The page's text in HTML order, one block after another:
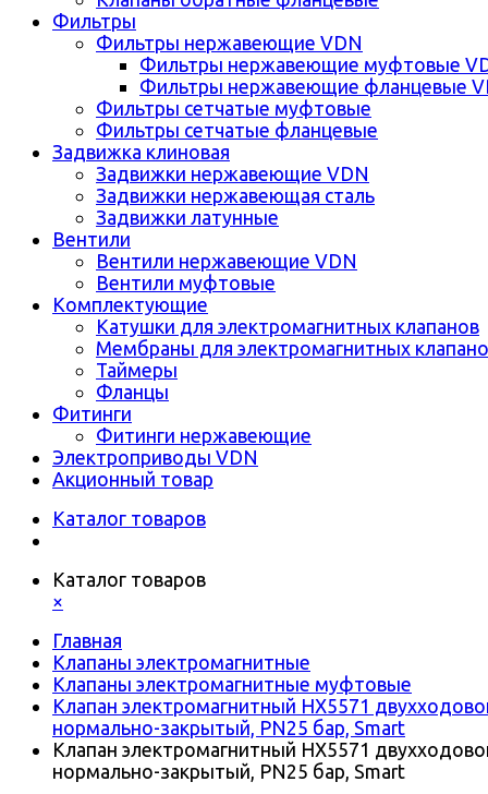
Фильтры
Фильтры нержавеющие VDN
Фильтры нержавеющие муфтовые
Фильтры нержавеющие фланцевые
Фильтры сетчатые муфтовые
Фильтры сетчатые фланцевые
Задвижка клиновая
Задвижки нержавеющие VDN
Задвижки нержавеющая сталь
Задвижки латунные
Вентили
Вентили нержавеющие VDN
Вентили муфтовые
Комплектующие
Катушки для электромагнитных клапанов
Мембраны для электромагнитных
Таймеры
Фланцы
Фитинги
Фитинги нержавеющие
Электроприводы VDN
Акционный товар
Каталог товаров
Каталог товаров
×
Главная
Клапаны электромагнитные
Клапаны электромагнитные муфтовые
Клапан электромагнитный HX5571
нормально-закрытый, PN25 бар, Smart
Клапан электромагнитный HX5571
нормально-закрытый, PN25 бар, Smart